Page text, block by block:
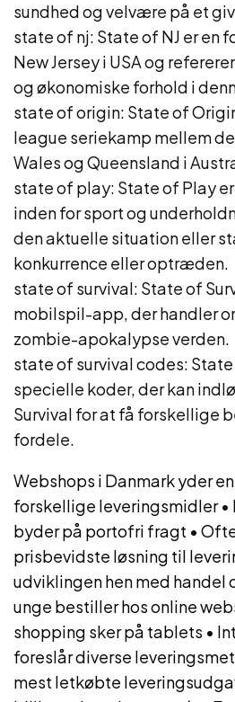
sundhed og velvære på et
state of nj: State of NJ er en
New Jersey i USA og
og økonomiske forhold i
state of origin: State of
league seriekamp mellem
Wales og Queensland i
state of play: State of Play
inden for sport og
den aktuelle situation eller
konkurrence eller optræden.
state of survival: State of
mobilspil-app, der handler
zombie-apokalypse verden.
state of survival codes:
specielle koder, der kan
Survival for at få forskellige
fordele.
Webshops i Danmark yder
forskellige leveringsmidler•
byder på portofri fragt •
prisbevidste løsning til
udviklingen hen med handel
unge bestiller hos online
shopping sker på tablets •
foreslår diverse
mest letkøbte